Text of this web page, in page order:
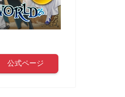
公式ページ